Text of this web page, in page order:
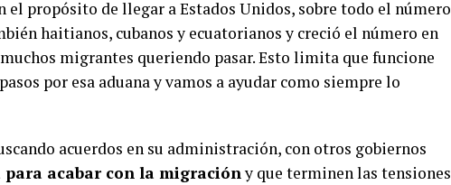
el propósito de llegar a Estados Unidos, sobre todo el número
haitianos, cubanos y ecuatorianos y creció el número en
migrantes queriendo pasar. Esto limita que funcione
por esa aduana y vamos a ayudar como siempre lo
acuerdos en su administración, con otros gobiernos
para acabar con la migracióny que terminen las tensiones